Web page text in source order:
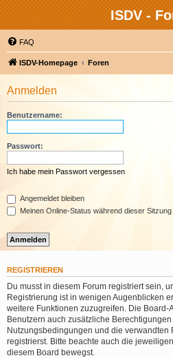
ISDV -
FAQ
ISDV-Homepage Foren
Anmelden
Benutzername:
Passwort:
Ich habe mein Passwort vergessen
Angemeldet bleiben
Meinen Online-Status während dieser
REGISTRIEREN
Du musst in diesem Forum registriert sein,
Registrierung ist in wenigen Augenblicken
weitere Funktionen zuzugreifen. Die Board-
Benutzern auch zusätzliche
Nutzungsbedingungen und die verwandten
registrierst. Bitte beachte auch die
diesem Board bewegst.